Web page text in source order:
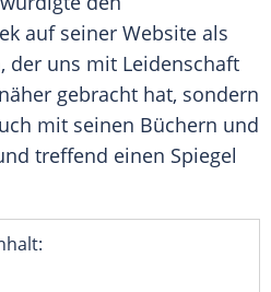
auf seiner Website als
der uns mit Leidenschaft
gebracht hat, sondern
mit seinen Büchern und
treffend einen Spiegel